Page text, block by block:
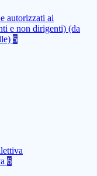
autorizzati ai
e non dirigenti) (da
5
6